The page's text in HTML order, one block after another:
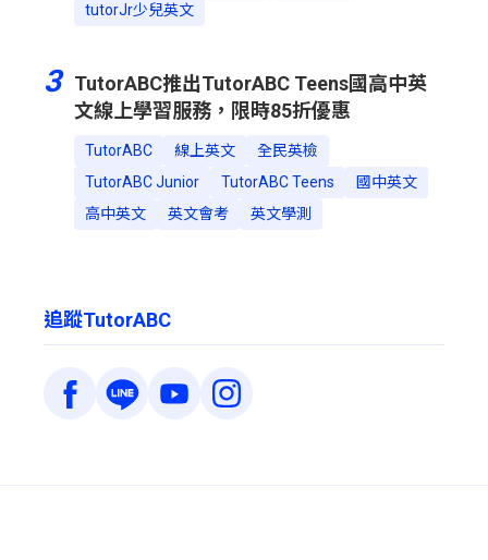
tutorJr少兒英文
3
TutorABC推出TutorABC Teens國高中英
文線上學習服務，限時85折優惠
TutorABC 線上英文
全民英檢
TutorABC Junior
TutorABC Teens
國中英文
高中英文
英文會考 英文學測
追蹤TutorABC